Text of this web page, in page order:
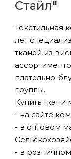
Стайл"
Текстильная
лет
тканей из
плательно-
группы.
Купить ткани
- на сайте
- в оптовом
- в